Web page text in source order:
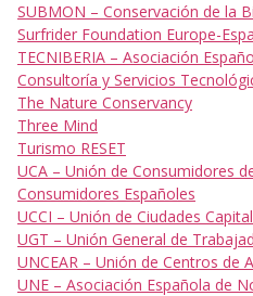
SUBMON – Conservación de la
Surfrider Foundation Europe-
TECNIBERIA – Asociación
Consultoría y Servicios
The Nature Conservancy
Three Mind
Turismo RESET
UCA – Unión de Consumidores
Consumidores Españoles
UCCI – Unión de Ciudades
UGT – Unión General de
UNCEAR – Unión de Centros de
UNE – Asociación Española de